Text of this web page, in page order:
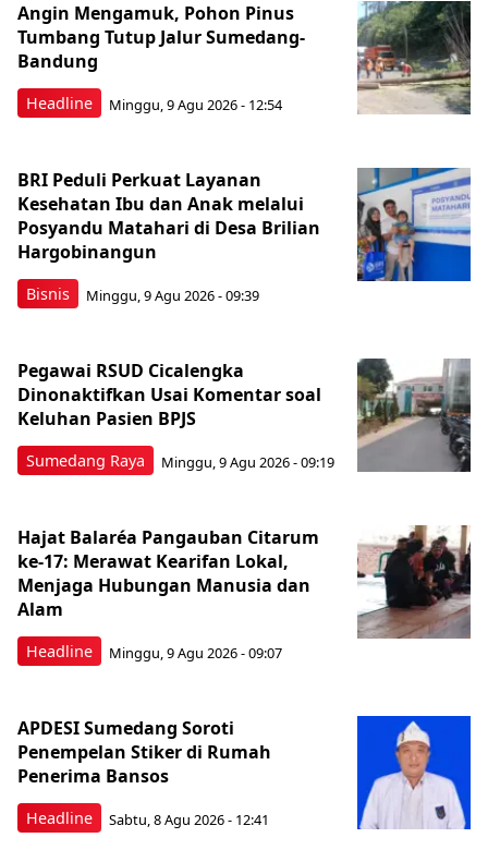
Headline
Angin Mengamuk, Pohon Pinus
Tumbang Tutup Jalur Sumedang-
Bandung
Minggu, 9 Agu 2026 - 12:54
Bisnis
BRI Peduli Perkuat Layanan
Kesehatan Ibu dan Anak melalui
Posyandu Matahari di Desa Brilian
Hargobinangun
Minggu, 9 Agu 2026 - 09:39
Sumedang Raya
Pegawai RSUD Cicalengka
Dinonaktifkan Usai Komentar soal
Keluhan Pasien BPJS
Minggu, 9 Agu 2026 - 09:19
Headline
Hajat Balaréa Pangauban Citarum
ke-17: Merawat Kearifan Lokal,
Menjaga Hubungan Manusia dan
Alam
Minggu, 9 Agu 2026 - 09:07
Headline
APDESI Sumedang Soroti
Penempelan Stiker di Rumah
Penerima Bansos
Sabtu, 8 Agu 2026 - 12:41